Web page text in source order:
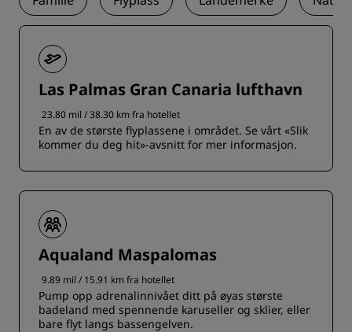
Las Palmas Gran Canaria lufthavn
23.80 mil / 38.30 km fra hotellet
En av de største flyplassene i området. Se vårt «Slik
kommer du deg hit»-avsnitt for mer informasjon.
Aqualand Maspalomas
9.89 mil / 15.91 km fra hotellet
Pump opp adrenalinnivået ditt på øyas største
badeland med spennende karuseller og sklier, eller
bare flyt langs bassengelven.